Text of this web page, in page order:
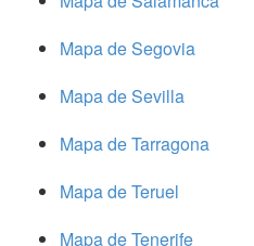
Mapa de Segovia
Mapa de Sevilla
Mapa de Tarragona
Mapa de Teruel
Mapa de Tenerife